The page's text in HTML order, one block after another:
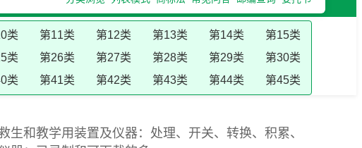
类 第11类 第12类 第13类 第14类
第15类
类 第26类 第27类 第28类 第29类
第30类
类 第41类 第42类 第43类 第44类 第45类
和教学用装置及仪器：处理、开关、转换、积累、